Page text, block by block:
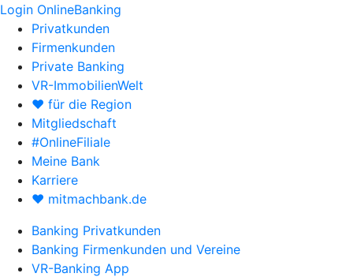
Login OnlineBanking
Privatkunden
Firmenkunden
Private Banking
VR-ImmobilienWelt
♥ für die Region
Mitgliedschaft
#OnlineFiliale
Meine Bank
Karriere
♥ mitmachbank.de
Banking Privatkunden
Banking Firmenkunden und Vereine
VR-Banking App